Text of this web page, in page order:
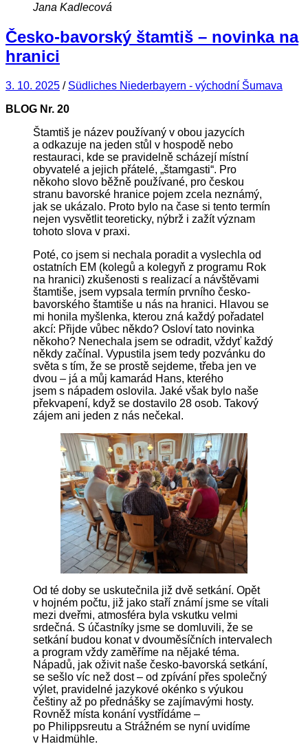
Jana Kadlecová
Česko-bavorský štamtiš – novinka na
hranici
3. 10. 2025 / Südliches Niederbayern - východní Šumava
BLOG Nr. 20
Štamtiš je název používaný v obou jazycích
a odkazuje na jeden stůl v hospodě nebo
restauraci, kde se pravidelně scházejí místní
obyvatelé a jejich přátelé, „štamgasti“. Pro
někoho slovo běžně používané, pro českou
stranu bavorské hranice pojem zcela neznámý,
jak se ukázalo. Proto bylo na čase si tento termín
nejen vysvětlit teoreticky, nýbrž i zažít význam
tohoto slova v praxi.
Poté, co jsem si nechala poradit a vyslechla od
ostatních EM (kolegů a kolegyň z programu Rok
na hranici) zkušenosti s realizací a návštěvami
štamtiše, jsem vypsala termín prvního česko-
bavorského štamtiše u nás na hranici. Hlavou se
mi honila myšlenka, kterou zná každý pořadatel
akcí: Přijde vůbec někdo? Osloví tato novinka
někoho? Nenechala jsem se odradit, vždyť každý
někdy začínal. Vypustila jsem tedy pozvánku do
světa s tím, že se prostě sejdeme, třeba jen ve
dvou – já a můj kamarád Hans, kterého
jsem s nápadem oslovila. Jaké však bylo naše
překvapení, když se dostavilo 28 osob. Takový
zájem ani jeden z nás nečekal.
Od té doby se uskutečnila již dvě setkání. Opět
v hojném počtu, již jako staří známí jsme se vítali
mezi dveřmi, atmosféra byla vskutku velmi
srdečná. S účastníky jsme se domluvili, že se
setkání budou konat v dvouměsíčních intervalech
a program vždy zaměříme na nějaké téma.
Nápadů, jak oživit naše česko-bavorská setkání,
se sešlo víc než dost – od zpívání přes společný
výlet, pravidelné jazykové okénko s výukou
češtiny až po přednášky se zajímavými hosty.
Rovněž místa konání vystřídáme –
po Philippsreutu a Strážném se nyní uvidíme
v Haidmühle.